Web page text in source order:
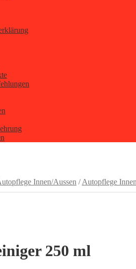
Innen/Aussen /Autopflege Innen
250 ml